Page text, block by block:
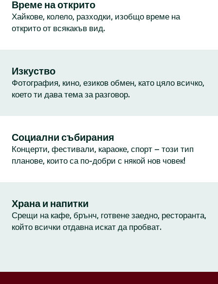
Време на открито
Хайкове, колело, разходки, изобщо време на
открито от всякакъв вид.
Изкуство
Фотография, кино, езиков обмен, като цяло всичко,
което ти дава тема за разговор.
Социални събирания
Концерти, фестивали, караоке, спорт – този тип
планове, които са по-добри с някой нов човек!
Храна и напитки
Срещи на кафе, брънч, готвене заедно, ресторанта,
който всички отдавна искат да пробват.